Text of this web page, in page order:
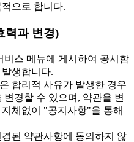
으로 합니다.
력과 변경)
스 메뉴에 게시하여 공시함
생합니다.
합리적 사유가 발생한 경우
변경할 수 있으며, 약관을 변
체없이 "공지사항"을 통해
된 약관사항에 동의하지 않